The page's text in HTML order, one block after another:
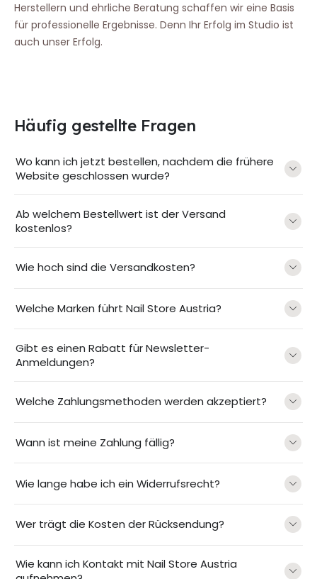
Herstellern und ehrliche Beratung schaffen wir eine Basis
für professionelle Ergebnisse. Denn Ihr Erfolg im Studio ist
auch unser Erfolg.
Häufig gestellte Fragen
Wo kann ich jetzt bestellen, nachdem die frühere
Website geschlossen wurde?
Ab welchem Bestellwert ist der Versand
kostenlos?
Wie hoch sind die Versandkosten?
Welche Marken führt Nail Store Austria?
Gibt es einen Rabatt für Newsletter-
Anmeldungen?
Welche Zahlungsmethoden werden akzeptiert?
Wann ist meine Zahlung fällig?
Wie lange habe ich ein Widerrufsrecht?
Wer trägt die Kosten der Rücksendung?
Wie kann ich Kontakt mit Nail Store Austria